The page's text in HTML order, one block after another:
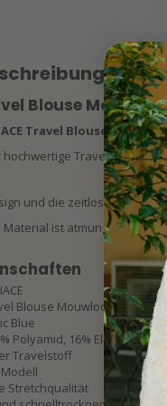
Blouse
Travel Blouse
hochwertige Travelstoff
und die zeitlose Farbe
ist atmungsaktiv,
Blouse Mouwloos Uni
Blue
Polyamid, 16% Elasthan
Travelstoff
Stretchqualität